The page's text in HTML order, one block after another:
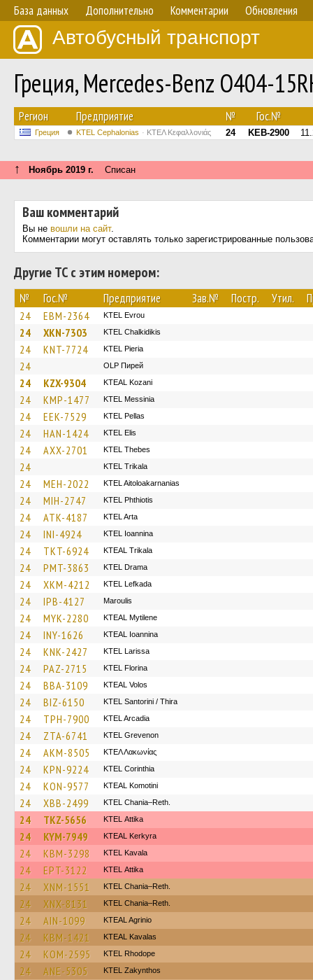
База данных Дополнительно Комментарии Обновления
Автобусный транспорт
Греция, Mercedes-Benz O404-
Регион Предприятие № Гос.№
Греция KTEL Cephalonias ΚΤΕΛ Κεφαλλονιάς 24 KEB-2900
↑ Ноябрь 2019 г. Списан
Ваш комментарий
Вы не вошли на сайт.
Комментарии могут оставлять только зарегистрированные
Другие ТС с этим номером:
№ Гос.№ Предприятие Зав.№ Постр. Утил.
24 EBM-2364 KTEL Evrou
24 XKN-7303 ΚΤΕL Chalkidikis
24 KNT-7724 KTEL Pieria
24 OLP Пирей
24 KZX-9304 KTEAL Kozani
24 KMP-1477 KTEL Messinia
24 EEK-7529 KTEL Pellas
24 HAN-1424 KTEL Elis
24 AXX-2701 KTEL Thebes
24 ΚΤΕL Τrikala
24 MEH-2022 KTEL Aitoloakarnanias
24 MIH-2747 ΚΤΕL Phthiotis
24 ATK-4187 KTEL Arta
24 INI-4924 KTEL Ioannina
24 TKT-6924 KTEAL Trikala
24 PMT-3863 KTEL Drama
24 XKM-4212 KTEL Lefkada
24 IPB-4127 Maroulis
24 MYK-2280 KTEAL Mytilene
24 INY-1626 KTEAL Ioannina
24 KNK-2427 KTEL Larissa
24 PAZ-2715 KTEL Florina
24 BBA-3109 KTEAL Volos
24 BIZ-6150 KTEL Santorini / Thira
24 TPH-7900 KTEL Arcadia
24 ZTA-6741 ΚΤΕL Grevenon
24 AKM-8505 ΚΤΕΛ Λακωνίας
24 KPN-9224 KTEL Corinthia
24 KON-9577 KTEAL Komotini
24 XBB-2499 KTEL Chania–Reth.
24 TKZ-5656 KΤΕL Αttika
24 KYM-7949 KTEAL Kerkyra
24 KBM-3298 KTEL Kavala
24 EPT-3122 KΤΕL Αttika
24 XNM-1551 KTEL Chania–Reth.
24 XNX-8131 KTEL Chania–Reth.
24 AIN-1099 KTEAL Agrinio
24 KBM-1421 KTEAL Kavalas
24 KOM-2595 KTEL Rhodope
24 ANE-5305 KTEL Zakynthos